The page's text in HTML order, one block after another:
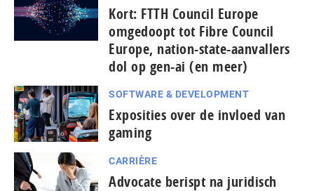
Kort: FTTH Council Europe
omgedoopt tot Fibre Council
Europe, nation-state-aanvallers
dol op gen-ai (en meer)
SOFTWARE & DEVELOPMENT
Exposities over de invloed van
gaming
CARRIÈRE
Advocate berispt na juridisch